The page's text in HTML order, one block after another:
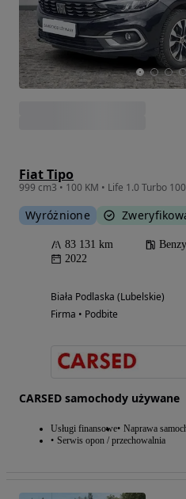
Fiat Tipo
Wyróżnione
83 131 km
2022
Biała Podlaska (Lubelskie)
Firma • Podbite
CARSED samochody używane
Usługi finansowe Naprawa
Serwis opon / przechowalnia